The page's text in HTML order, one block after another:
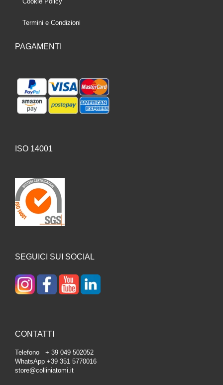
Termini e Condizioni
PAGAMENTI
ISO 14001
SEGUICI SUI SOCIAL
CONTATTI
Telefono + 39 049 502052
WhatsApp +39 351 5770016
store@colliniatomi.it